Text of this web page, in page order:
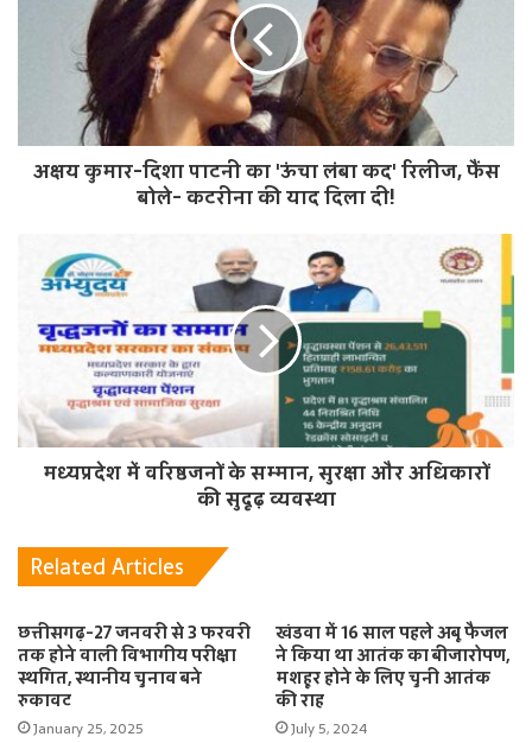
अक्षय कुमार-दिशा पाटनी का 'ऊंचा लंबा कद' रिलीज, फैंस
बोले- कटरीना की याद दिला दी!
मध्यप्रदेश में वरिष्ठजनों के सम्मान, सुरक्षा और अधिकारों
की सुदृढ़ व्यवस्था
Related Articles
छत्तीसगढ़-27 जनवरी से 3 फरवरी
तक होने वाली विभागीय परीक्षा
स्थगित, स्थानीय चुनाव बने
रुकावट
January 25, 2025
खंडवा में 16 साल पहले अबू फैजल
ने किया था आतंक का बीजारोपण,
मशहूर होने के लिए चुनी आतंक
की राह
July 5, 2024